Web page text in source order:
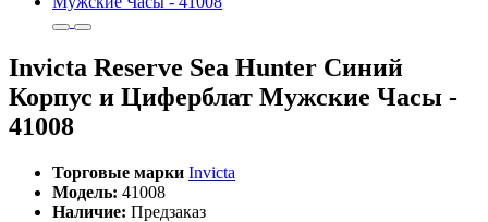
Invicta Reserve Sea Hunter Синий
Корпус и Циферблат Мужские Часы -
41008
Торговые марки Invicta
Модель: 41008
Наличие: Предзаказ